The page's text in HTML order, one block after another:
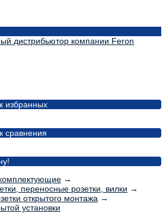
избранных
сравнения
→
переносные розетки, вилки →
открытого монтажа →
установки